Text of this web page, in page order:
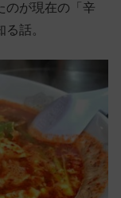
のが現在の「辛
話。